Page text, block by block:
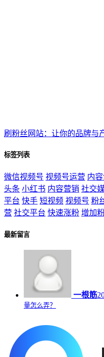
刷粉丝网站：让你的品牌与
标签列表
微信视频号 视频号运营 内
头条 小红书 内容营销 社交
平台 快手 短视频 视频号 粉
营 社交平台 快速涨粉 增加
最新留言
一根筋
量怎么弄？